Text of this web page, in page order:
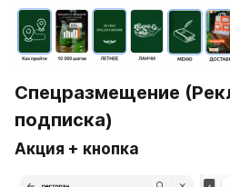
Спецразмещение
подписка)
Акция + кнопка